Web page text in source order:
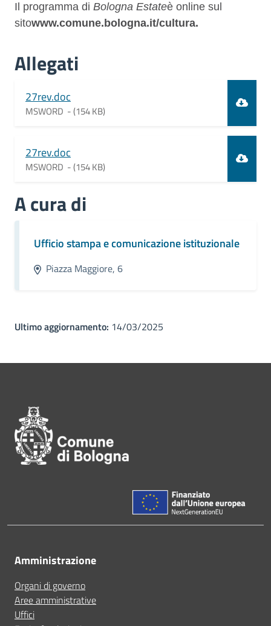
Il programma di Bologna Estateè online sul
sitowww.comune.bologna.it/cultura.
Allegati
27rev.doc
MSWORD -(154 KB)
27rev.doc
MSWORD -(154 KB)
A cura di
Ufficio stampa e comunicazione istituzionale
Piazza Maggiore, 6
Ultimo aggiornamento: 14/03/2025
Amministrazione
Organi di governo
Aree amministrative
Uffici